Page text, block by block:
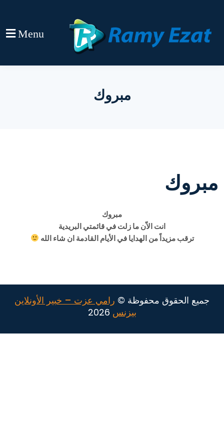
Menu
مبروك
مبروك
مبروك
انت الاّن ما زلت في قائمتي البريدية
ترقب مزيداً من الهدايا في الأيام القادمة ان شاء الله
جميع الحقوق محفوظة © رامي عزت – خبير الأونلاين
بيزنس